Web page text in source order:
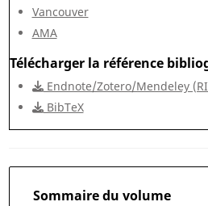
Vancouver
AMA
Télécharger la référence
Endnote/Zotero/Mendeley
BibTeX
Sommaire du volume